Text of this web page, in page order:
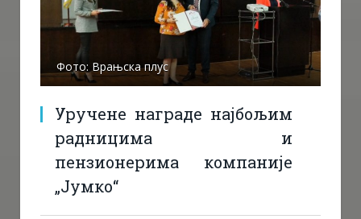
Фото: Врањска плус
Уручене награде најбољим
радницима и
пензионерима компаније
„Јумко“